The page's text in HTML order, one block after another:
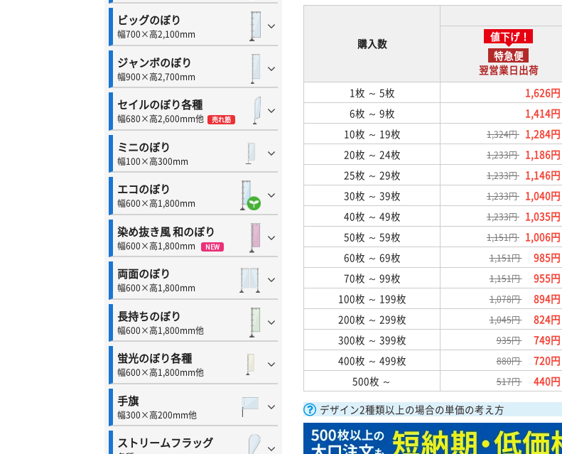
ビッグのぼり
幅700×高2,100mm
ジャンボのぼり
幅900×高2,700mm
セイルのぼり各種
幅680×高2,600mm他 売れ筋
ミニのぼり
幅100×高300mm
エコのぼり
幅600×高1,800mm
染め抜き風 和のぼり
幅600×高1,800mm NEW
両面のぼり
幅600×高1,800mm
長持ちのぼり
幅600×高1,800mm他
蛍光のぼり各種
幅600×高1,800mm他
手旗
幅300×高200mm他
ストリームフラッグ
購入数
値下げ！
特急便
翌営業日出荷
1枚 ～ 5枚 1,626円
6枚 ～ 9枚 1,414円
10枚 ～ 19枚 1,324円 1,284円
20枚 ～ 24枚 1,233円 1,186円
25枚 ～ 29枚 1,233円 1,146円
30枚 ～ 39枚 1,233円 1,040円
40枚 ～ 49枚 1,233円 1,035円
50枚 ～ 59枚 1,151円 1,006円
60枚 ～ 69枚 1,151円 985円
70枚 ～ 99枚 1,151円 955円
100枚 ～ 199枚 1,078円 894円
200枚 ～ 299枚 1,045円 824円
300枚 ～ 399枚 935円 749円
400枚 ～ 499枚 880円 720円
500枚 ～
517円
440円
デザイン2種類以上の場合の単価の考え方